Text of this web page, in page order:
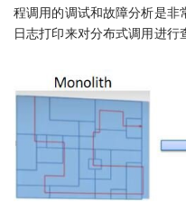
程调用的调试和故障分析是非
日志打印来对分布式调用进行